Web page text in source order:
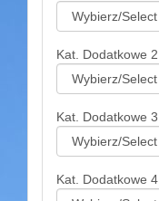
Kat. Dodatkowe 2
Kat. Dodatkowe 3
Kat. Dodatkowe 4